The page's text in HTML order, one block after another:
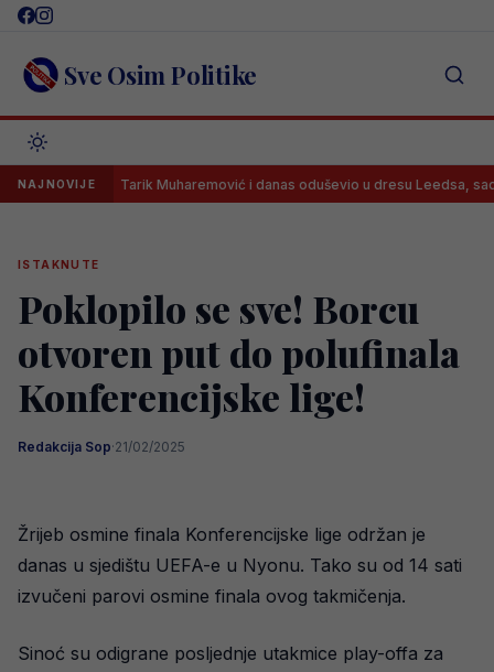
Skip
content Sve Osim Politike
NAJNOVIJE
Tarik Muharemović i danas oduševio u dresu Leedsa, sada slijedi
ISTAKNUTE
Poklopilo se sve! Borcu
otvoren put do polufinala
Konferencijske lige!
Redakcija Sop·21/02/2025
Žrijeb osmine finala Konferencijske lige održan je
danas u sjedištu UEFA-e u Nyonu. Tako su od 14 sati
izvučeni parovi osmine finala ovog takmičenja.
Sinoć su odigrane posljednje utakmice play-offa za